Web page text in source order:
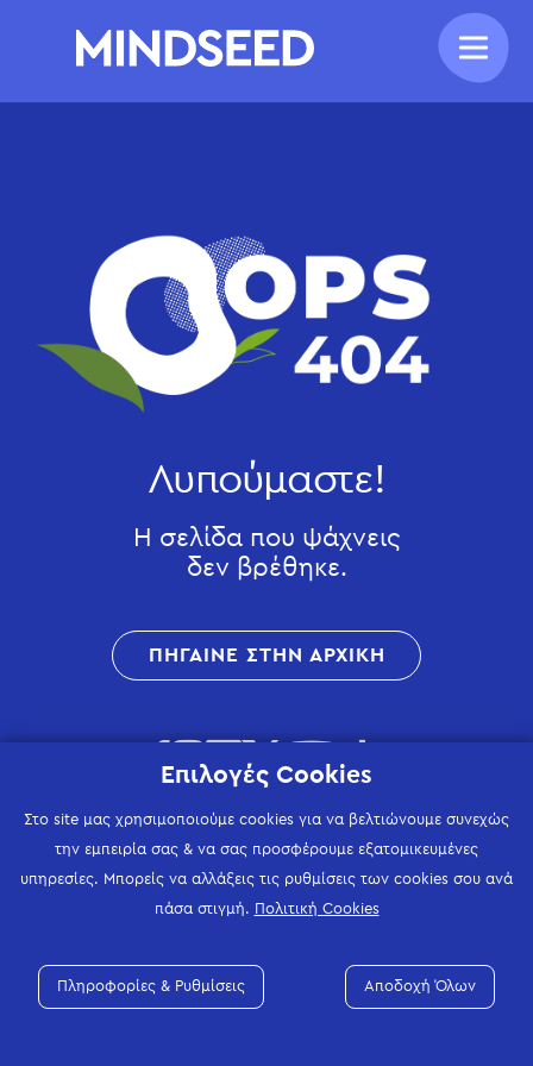
Λυπούμαστε!
Η σελίδα που ψάχνεις
δεν βρέθηκε.
ΠΗΓΑΙΝΕ ΣΤΗΝ ΑΡΧΙΚΗ
Επιλογές Cookies
Στο site μας χρησιμοποιούμε cookies για να βελτιώνουμε συνεχώς
την εμπειρία σας & να σας προσφέρουμε εξατομικευμένες
υπηρεσίες. Μπορείς να αλλάξεις τις ρυθμίσεις των cookies σου ανά
πάσα στιγμή. Πολιτική Cookies
Πληροφορίες & Ρυθμίσεις Αποδοχή Όλων